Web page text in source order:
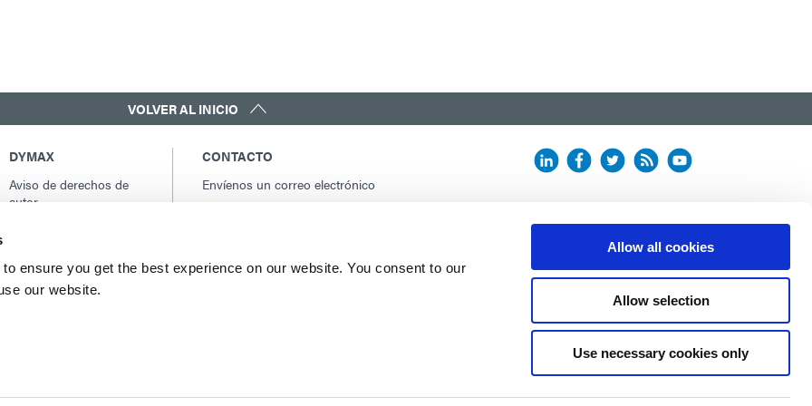
ensure you get the best experience on our website. You consent to our
our website.
Allow all cookies
Allow selection
Use necessary cookies only
VOLVER AL INICIO
DYMAX
Aviso de derechos de
autor
Términos y condiciones
de compra
CONTACTO
Envíenos un correo electrónico